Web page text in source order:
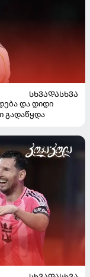
ᲡᲮᲕᲐᲓᲐᲡᲮᲕᲐ
და დიდი
გადაწყდა